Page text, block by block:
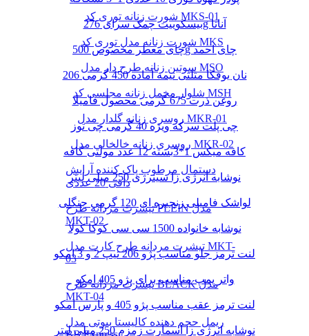
شورت زنانه توری کد MKS-01
شورت زنانه مدل توری کد MKS
سوتین زنانه طرح دار مدل MSO
شلوار مخمل زنانه مجلسی کد MSH
روسری زنانه گلدار مدل MKR-01
روسری زنانه خالخالی مدل MKR-02
دستمال مرطوب پاک کننده آرایش
دافی 20 عددی
تیشرت مردانه طرح PLEIN مدل
MKT-02
تیشرت مردانه طرح کارت مدل MKT-
03
تیشرت مردانه طرح BLACK مدل
MKT-04
ریمل حجم دهنده کالیستا بیوتی مدل
بیسکوییت چمک سرای 276g آناتا
چای معطر مخصوص 500g چای احمد
نان یوفکا مثلثی نیمه آماده 450 گرمی 206
روغن ذرت 675 گرمی محصول فامیلا
چی پلت سرکه ویژه 40 گرمی چی توز
کافه میکس 1*3بسته 12 عدد مولتی کافه
نوشابه انرژی زا سینرژی 250 میلی لیتر
لواشک فامیلی زنجیره ای 120 گرمی جنگلی
نوشابه خانواده 1500 سی سی کوکا کولا
لنت ترمز جلو مناسب پژو 206 تیپ 2 و 3 امکو
واتر پمپ مناسب برای پژو 405 امکو
لنت ترمز عقب مناسب پژو 405 و پارس امکو
نوشابه انرژی زا اسمارت زمزم 250 میلی لیتر